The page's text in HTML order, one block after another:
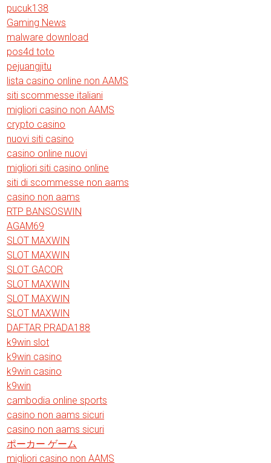
pucuk138
Gaming News
malware download
pos4d toto
pejuangjitu
lista casino online non AAMS
siti scommesse italiani
migliori casino non AAMS
crypto casino
nuovi siti casino
casino online nuovi
migliori siti casino online
siti di scommesse non aams
casino non aams
RTP BANSOSWIN
AGAM69
SLOT MAXWIN
SLOT MAXWIN
SLOT GACOR
SLOT MAXWIN
SLOT MAXWIN
SLOT MAXWIN
DAFTAR PRADA188
k9win slot
k9win casino
k9win casino
k9win
cambodia online sports
casino non aams sicuri
casino non aams sicuri
ポーカー ゲーム
migliori casino non AAMS